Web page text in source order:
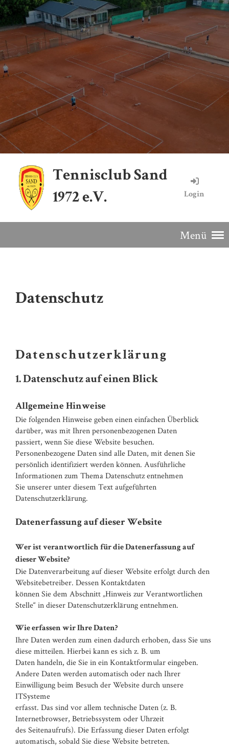
Tennisclub Sand
1972 e.V.
Login
Menü
Datenschutz
Datenschutzerklärung
1. Datenschutz auf einen Blick
Allgemeine Hinweise
Die folgenden Hinweise geben einen einfachen Überblick
darüber, was mit Ihren personenbezogenen Daten
passiert, wenn Sie diese Website besuchen.
Personenbezogene Daten sind alle Daten, mit denen Sie
persönlich identifiziert werden können. Ausführliche
Informationen zum Thema Datenschutz entnehmen
Sie unserer unter diesem Text aufgeführten
Datenschutzerklärung.
Datenerfassung auf dieser Website
Wer ist verantwortlich für die Datenerfassung auf
dieser Website?
Die Datenverarbeitung auf dieser Website erfolgt durch den
Websitebetreiber. Dessen Kontaktdaten
können Sie dem Abschnitt „Hinweis zur Verantwortlichen
Stelle“ in dieser Datenschutzerklärung entnehmen.
Wie erfassen wir Ihre Daten?
Ihre Daten werden zum einen dadurch erhoben, dass Sie uns
diese mitteilen. Hierbei kann es sich z. B. um
Daten handeln, die Sie in ein Kontaktformular eingeben.
Andere Daten werden automatisch oder nach Ihrer
Einwilligung beim Besuch der Website durch unsere
ITSysteme
erfasst. Das sind vor allem technische Daten (z. B.
Internetbrowser, Betriebssystem oder Uhrzeit
des Seitenaufrufs). Die Erfassung dieser Daten erfolgt
automatisch, sobald Sie diese Website betreten.